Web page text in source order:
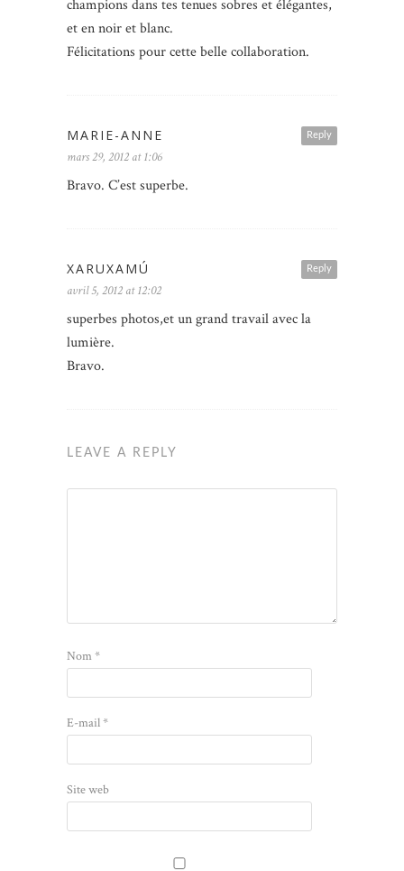
champions dans tes tenues sobres et élégantes,
et en noir et blanc.
Félicitations pour cette belle collaboration.
Reply
MARIE-ANNE
mars 29, 2012 at 1:06
Bravo. C’est superbe.
Reply
XARUXAMÚ
avril 5, 2012 at 12:02
superbes photos,et un grand travail avec la
lumière.
Bravo.
LEAVE A REPLY
Nom*
E-mail*
Site web